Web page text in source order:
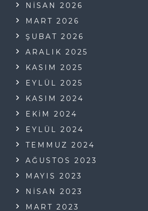
NISAN 2026
MART 2026
ŞUBAT 2026
ARALIK 2025
KASIM 2025
EYLÜL 2025
KASIM 2024
EKIM 2024
EYLÜL 2024
TEMMUZ 2024
AĞUSTOS 2023
MAYIS 2023
NISAN 2023
MART 2023